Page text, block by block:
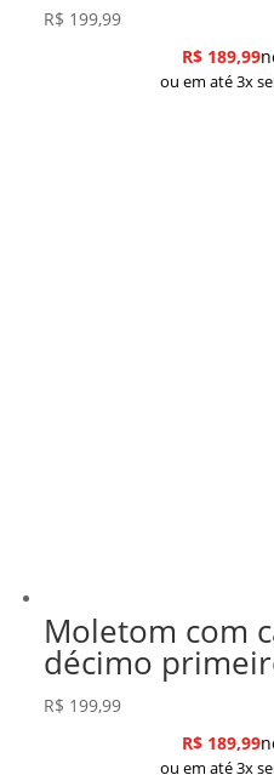
R$ 199,99
R$189,99
ou em até 3x
Moletom com
décimo
R$ 199,99
R$189,99
ou em até 3x